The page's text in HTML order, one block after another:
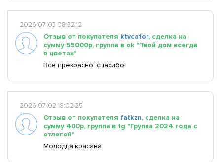
2026-07-03 08:32:12
Отзыв от покупателя ktvcator, сделка на
сумму 55000р, группа в ok "Твой дом всегда
в цветах"
Все прекрасно, спасибо!
2026-07-02 18:02:25
Отзыв от покупателя fatkzn, сделка на
сумму 400р, группа в tg "Группа 2024 года с
отлегой"
Молодца красава